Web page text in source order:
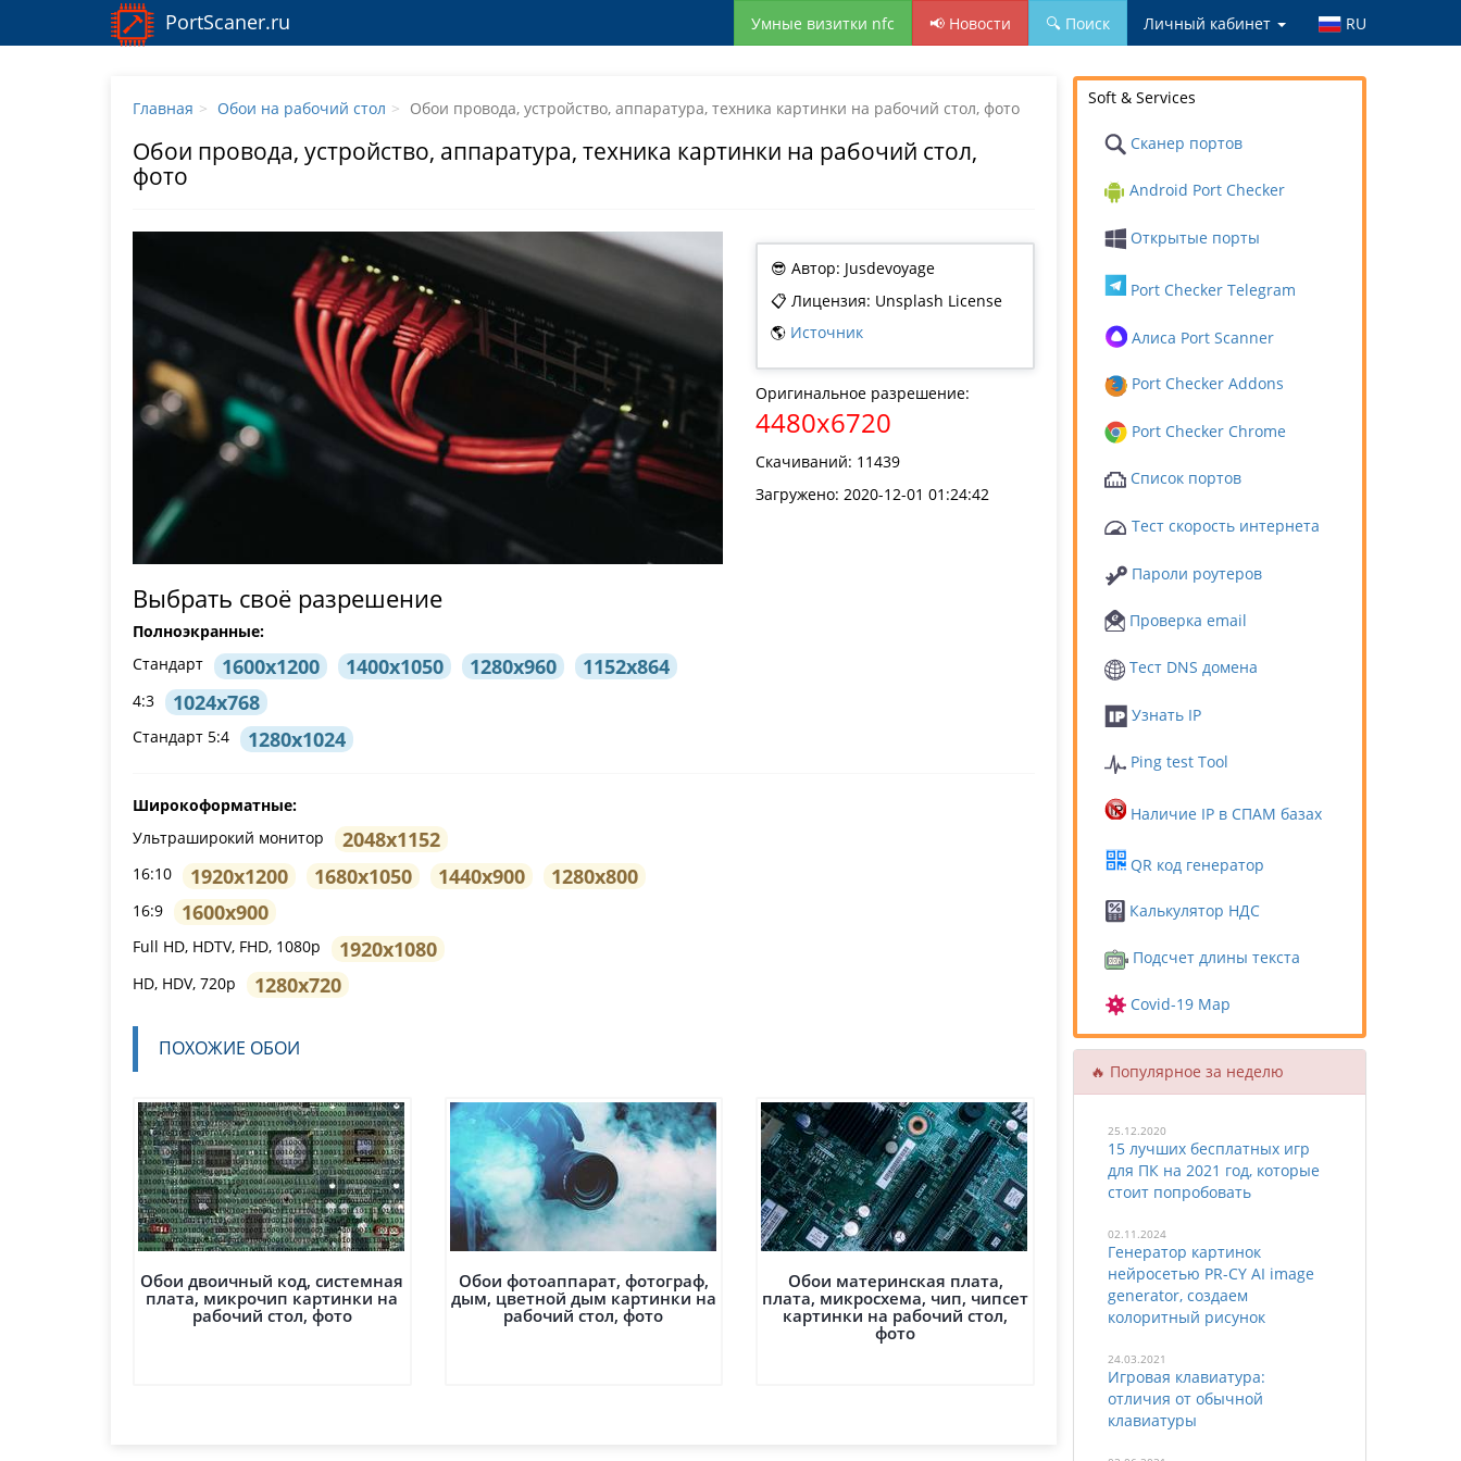
PortScaner.ru Умные визитки nfc 📢 Новости 🔍 Поиск Личный кабинет RU
Главная Обои на рабочий стол Обои провода, устройство, аппаратура, техника картинки на рабочий стол, фото
Обои провода, устройство, аппаратура, техника картинки на рабочий стол,
фото
😎 Автор: Jusdevoyage
📋 Лицензия: Unsplash License
🌎 Источник
Оригинальное разрешение:
4480x6720
Скачиваний: 11439
Загружено: 2020-12-01 01:24:42
Выбрать своё разрешение
Полноэкранные:
Стандарт
1600x1200 1400x1050 1280x960 1152x864
4:3 1024x768
Стандарт 5:4 1280x1024
Широкоформатные:
Ультраширокий монитор
2048x1152
16:10 1920x1200 1680x1050 1440x900 1280x800
16:9 1600x900
Full HD, HDTV, FHD, 1080p 1920x1080
HD, HDV, 720p 1280x720
ПОХОЖИЕ ОБОИ
Обои двоичный код, системная
плата, микрочип картинки на
рабочий стол, фото
Обои фотоаппарат, фотограф,
дым, цветной дым картинки на
рабочий стол, фото
Обои материнская плата,
плата, микросхема, чип, чипсет
картинки на рабочий стол,
фото
Soft & Services
Сканер портов
Android Port Checker
Открытые порты
Port Checker Telegram
Алиса Port Scanner
Port Checker Addons
Port Checker Chrome
Список портов
Тест скорость интернета
Пароли роутеров
Проверка email
Тест DNS домена
Узнать IP
Ping test Tool
Наличие IP в СПАМ базах
QR код генератор
Калькулятор НДС
Подсчет длины текста
Covid-19 Map
🔥 Популярное за неделю
25.12.2020
15 лучших бесплатных игр
для ПК на 2021 год, которые
стоит попробовать
02.11.2024
Генератор картинок
нейросетью PR-CY AI image
generator, создаем
колоритный рисунок
24.03.2021
Игровая клавиатура:
отличия от обычной
клавиатуры